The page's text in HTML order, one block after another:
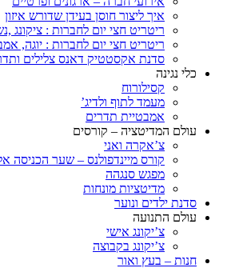
איך ליצור חוסן בעידן שדורש איזון
ריטריט חצי יום לחברות : ציקונג
ריטריט חצי יום לחברות : יוגה,
סדנת אקסטטיק דאנס צלילים
כלי נגינה
קסילורוח
מעמד לתוף ולדיג’
אמבטיית תדרים
עולם המדיטציה – קורסים
צ’אקרה ואני
קורס מיינדפולנס – שער הכניסה
מפגש סנגהה
מדיטציות מונחות
סדנת ילדים ונוער
עולם התנועה
צ’יקונג אישי
צ’יקונג בקבוצה
חנות – בעץ ואור